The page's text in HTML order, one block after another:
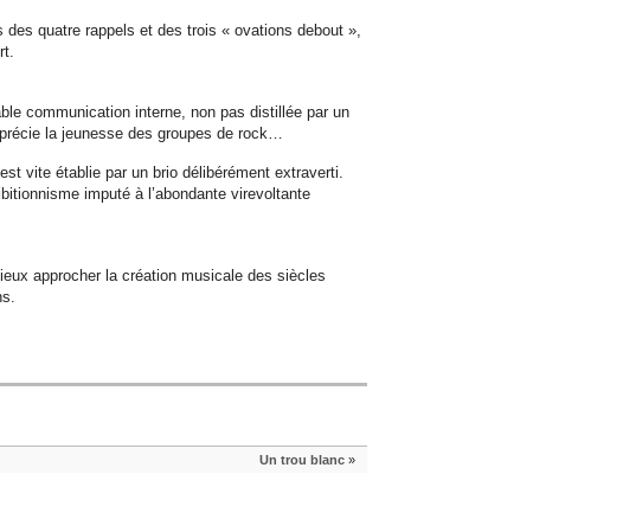
quatre rappels et des trois « ovations debout »,
communication interne, non pas distillée par un
la jeunesse des groupes de rock…
vite établie par un brio délibérément extraverti.
imputé à l’abondante virevoltante
approcher la création musicale des siècles
Un trou blanc»